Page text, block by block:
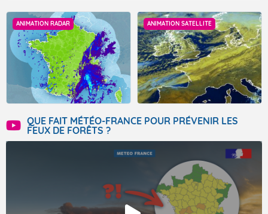
ANIMATION RADAR ANIMATION SATELLITE
QUE FAIT MÉTÉO-FRANCE POUR PRÉVENIR LES
FEUX DE FORÊTS ?